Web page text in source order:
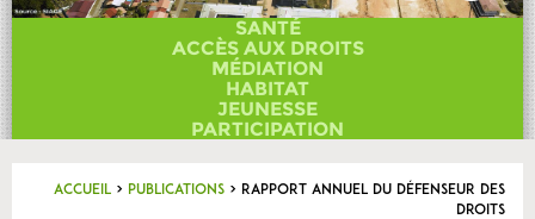
Actualités
Newsletter
Contact
SANTÉ
ACCÈS AUX DROITS
MÉDIATION
HABITAT
JEUNESSE
PARTICIPATION
Accueil > Publications > Rapport annuel du défenseur des
droits